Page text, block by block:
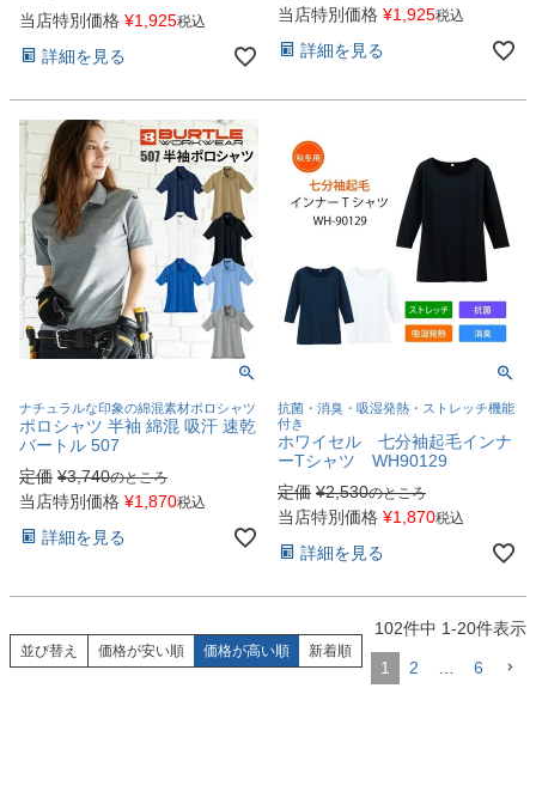
当店特別価格 ¥1,925税込
詳細を見る
当店特別価格 ¥1,925税込
詳細を見る
ナチュラルな印象の綿混素材ポロシャツ
ポロシャツ 半袖 綿混 吸汗 速乾
バートル 507
定価 ¥3,740のところ
当店特別価格 ¥1,870税込
詳細を見る
抗菌・消臭・吸湿発熱・ストレッチ機能
付き
ホワイセル 七分袖起毛インナ
ーTシャツ WH90129
定価 ¥2,530のところ
当店特別価格 ¥1,870税込
詳細を見る
並び替え 価格が安い順 価格が高い順 新着順
102件中 1-20件表示
1 2 6